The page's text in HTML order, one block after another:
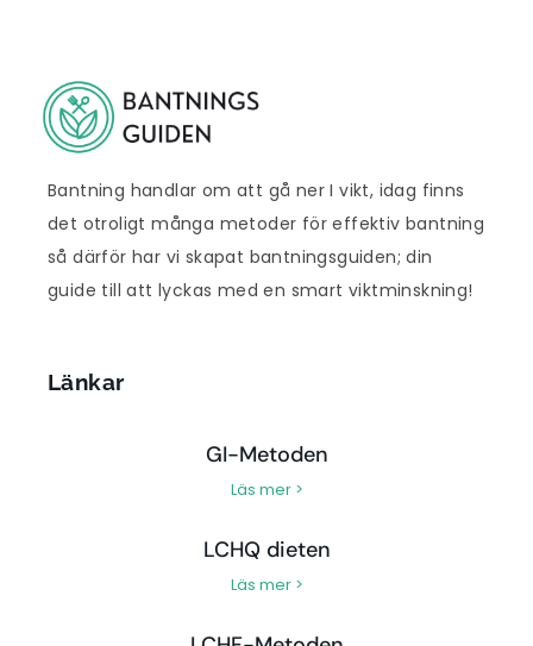
Bantning handlar om att gå ner I vikt, idag finns
det otroligt många metoder för effektiv bantning
så därför har vi skapat bantningsguiden; din
guide till att lyckas med en smart viktminskning!
Länkar
GI-Metoden
Läs mer >
LCHQ dieten
Läs mer >